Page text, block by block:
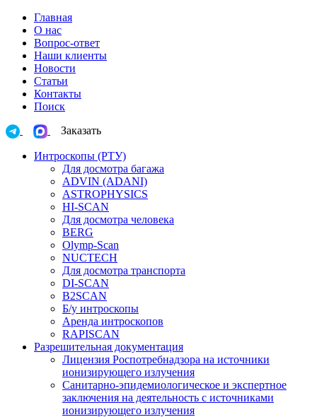
Главная
О нас
Вопрос-ответ
Наши клиенты
Новости
Статьи
Контакты
Поиск
Заказать
Интроскопы (РТУ)
Для досмотра багажа
ADVIN (ADANI)
ASTROPHYSICS
HI-SCAN
Для досмотра человека
BERG
Olymp-Scan
NUCTECH
Для досмотра транспорта
DI-SCAN
B2SCAN
Б/у интроскопы
Аренда интроскопов
RAPISCAN
Разрешительная документация
Лицензия Роспотребнадзора на источники
ионизирующего излучения
Санитарно-эпидемиологическое и экспертное
заключения на деятельность с источниками
ионизирующего излучения